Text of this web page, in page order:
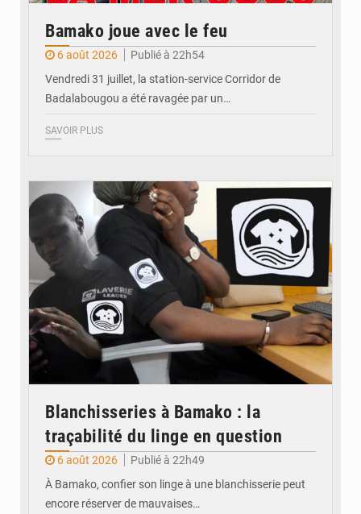
Bamako joue avec le feu
6 août 2026
Publié à 22h54
Vendredi 31 juillet, la station-service Corridor de
Badalabougou a été ravagée par un…
SAVOIR PLUS
Blanchisseries à Bamako : la
traçabilité du linge en question
6 août 2026
Publié à 22h49
À Bamako, confier son linge à une blanchisserie peut
encore réserver de mauvaises…